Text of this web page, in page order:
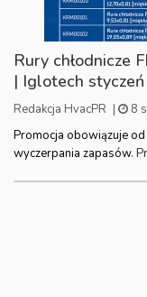
Rury chłodnicze
| Iglotech
Redakcja HvacPR |
8
Promocja obowiązuje
wyczerpania zapasów.